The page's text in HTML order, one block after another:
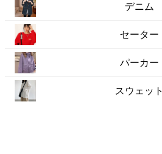
デニム
セーター
パーカー
スウェット